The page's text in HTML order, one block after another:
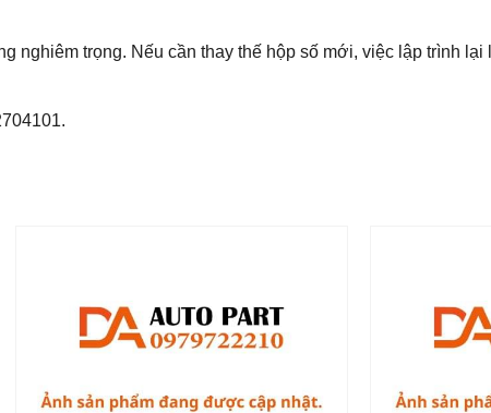
trọng. Nếu cần thay thế hộp số mới, việc lập trình lại